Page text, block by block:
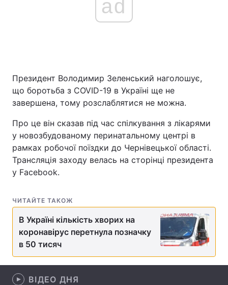
Головна Війна
Економіка Світ
Спорт Наука
Зброя
Здоров'я Туризм
Цікавинки
ad
Президент Володимир Зеленський наголошує,
що боротьба з COVID-19 в Україні ще не
завершена, тому розслаблятися не можна.
Про це він сказав під час спілкування з лікарями
у новозбудованому перинатальному центрі в
рамках робочої поїздки до Чернівецької області.
Трансляція заходу велась на сторінці президента
у Facebook.
ЧИТАЙТЕ ТАКОЖ
В Україні кількість хворих на
коронавірус перетнула позначку
в 50 тисяч
ВІДЕО ДНЯ